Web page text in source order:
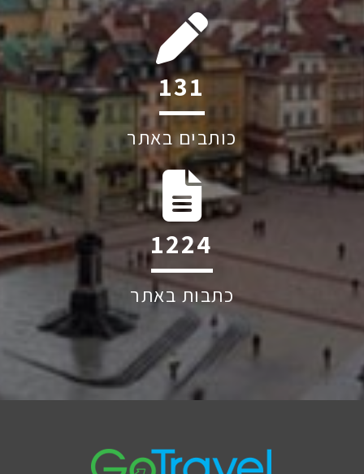
190
כותבים באתר
1765
כתבות באתר